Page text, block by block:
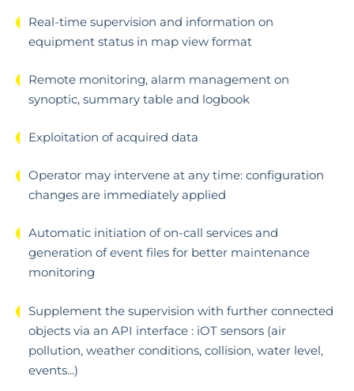
Real-time supervision and information on
equipment status in map view format
Remote monitoring, alarm management on
synoptic, summary table and logbook
Exploitation of acquired data
Operator may intervene at any time: configuration
changes are immediately applied
Automatic initiation of on-call services and
generation of event files for better maintenance
monitoring
Supplement the supervision with further connected
objects via an API interface : iOT sensors (air
pollution, weather conditions, collision, water level,
events...)